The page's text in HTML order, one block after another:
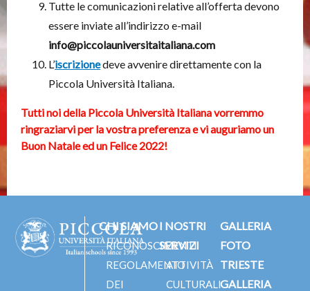
Tutte le comunicazioni relative all’offerta devono
essere inviate all’indirizzo e-mail
info@piccolauniversitaitaliana.com
L’iscrizionedeve avvenire direttamente con la
Piccola Università Italiana.
Tutti noi della Piccola Università Italiana vorremmo
ringraziarvi per la vostra preferenza e vi auguriamo un
Buon Natale ed un Felice 2022!
CHI SIAMO
RICONOSCIMENTI
REGOLAMENTO
DEI
I NOSTRI
SERVIZI
ATTIVITÀ
CULTURALI
GALLERIA
FOTO
TRIESTE
GALLERIA